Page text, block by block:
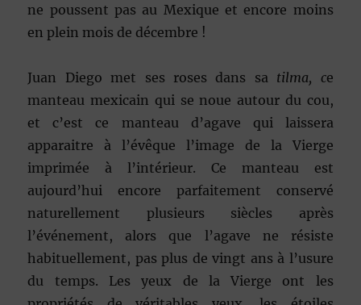
ne poussent pas au Mexique et encore moins
en plein mois de décembre !
Juan Diego met ses roses dans sa tilma, ce
manteau mexicain qui se noue autour du cou,
et c’est ce manteau d’agave qui laissera
apparaitre à l’évêque l’image de la Vierge
imprimée à l’intérieur. Ce manteau est
aujourd’hui encore parfaitement conservé
naturellement plusieurs siècles après
l’événement, alors que l’agave ne résiste
habituellement, pas plus de vingt ans à l’usure
du temps. Les yeux de la Vierge ont les